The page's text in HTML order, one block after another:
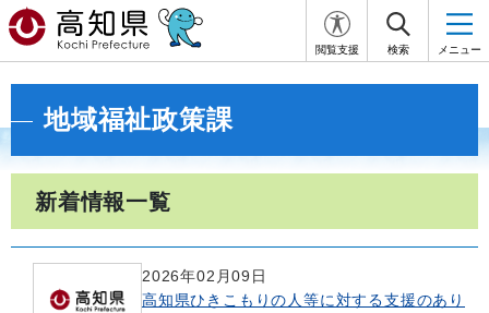
閲覧支援 検索 メニュー
地域福祉政策課
新着情報一覧
2026年02月09日
高知県ひきこもりの人等に対する支援のあり